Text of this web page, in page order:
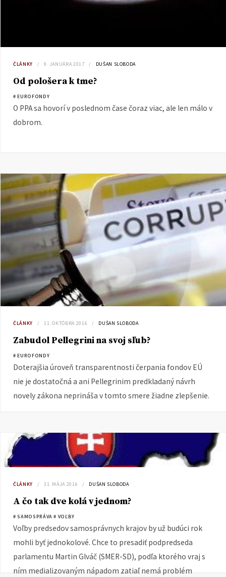
ČLÁNKY 9. JANUÁRA 2017 DUŠAN SLOBODA
Od pološera k tme?
# EUROFONDY
O PPA sa hovorí v poslednom čase čoraz viac, ale len málo v
dobrom.
ČLÁNKY 11. OKTÓBRA 2016 DUŠAN SLOBODA
Zabudol Pellegrini na svoj sľub?
# EUROFONDY
Doterajšia úroveň transparentnosti čerpania fondov EÚ
nie je dostatočná a ani Pellegrinim predkladaný návrh
novely zákona neprináša v tomto smere žiadne zlepšenie.
ČLÁNKY 31. MÁJA 2016 DUŠAN SLOBODA
A čo tak dve kolá v jednom?
# SAMOSPRÁVA # VOĽBY
Voľby predsedov samosprávnych krajov by už budúci rok
mohli byť jednokolové. Chce to presadiť podpredseda
parlamentu Martin Glváč (SMER-SD), podľa ktorého vraj s
ním medializovaným nápadom zatiaľ nemá problém